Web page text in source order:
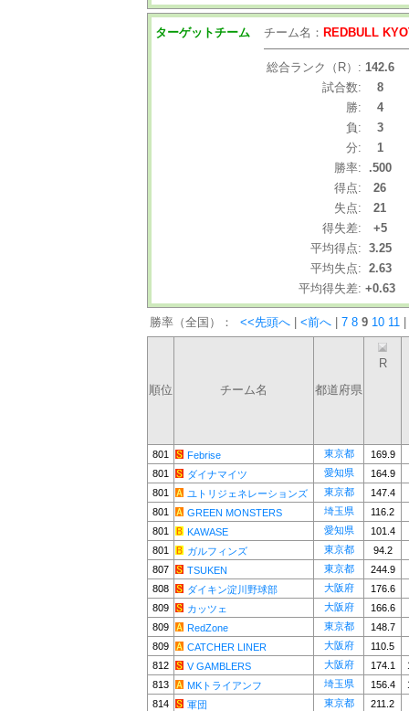
ターゲットチーム チーム名： REDBULL
総合ランク（R）: 142.6
試合数:
8
勝:
4
負:
3
分:
1
勝率:
.500
得点:
26
失点:
21
得失差:
+5
平均得点: 3.25
平均失点: 2.63
平均得失差: +0.63
勝率（全国）： <<先頭へ <前へ 7 8 9 10 11
順位 チーム名 都道府県
R
801 Febrise 東京都
169.9
801
ダイナマイツ 愛知県
164.9
801
ユトリジェネレーションズ 東京都
147.4
801
GREEN MONSTERS 埼玉県
116.2
801
KAWASE 愛知県
101.4
801
ガルフィンズ 東京都
94.2
807
TSUKEN 東京都
244.9
808
ダイキン淀川野球部 大阪府
176.6
809
カッツェ 大阪府
166.6
809
RedZone 東京都
148.7
809
CATCHER LINER 大阪府
110.5
812
V GAMBLERS 大阪府 174.1
813
MKトライアンフ 埼玉県 156.4
814
軍団 東京都
211.2